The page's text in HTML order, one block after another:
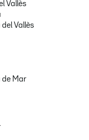
Vallès
del Vallès
de Mar